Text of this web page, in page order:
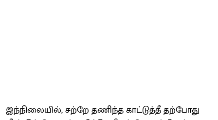
இந்நிலையில், சற்றே தணிந்த காட்டுத்தீ தற்போது